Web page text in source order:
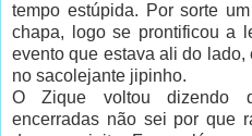
tempo estúpida. Por sorte
chapa, logo se prontificou a
evento que estava ali do lado,
no sacolejante jipinho.
O Zique voltou dizendo
encerradas não sei por que